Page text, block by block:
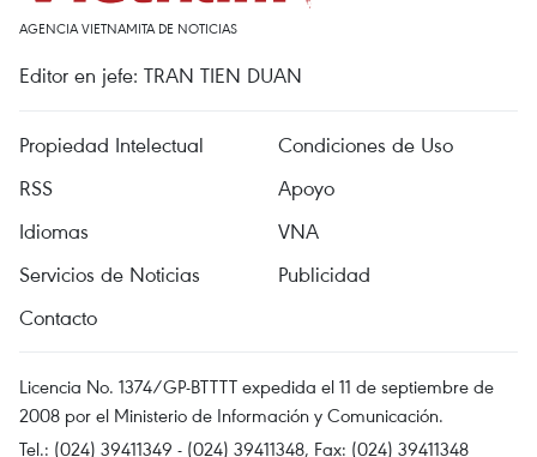
AGENCIA VIETNAMITA DE NOTICIAS
Editor en jefe: TRAN TIEN DUAN
Propiedad Intelectual
Condiciones de Uso
RSS
Apoyo
Idiomas
VNA
Servicios de Noticias
Publicidad
Contacto
Licencia No. 1374/GP-BTTTT expedida el 11 de septiembre de
2008 por el Ministerio de Información y Comunicación.
Tel.: (024) 39411349 - (024) 39411348, Fax: (024) 39411348